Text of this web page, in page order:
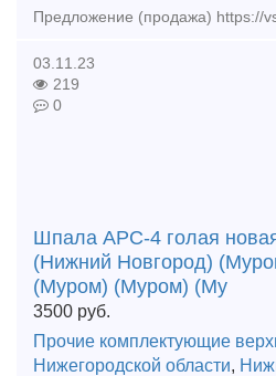
03.11.23
219
0
Шпала АРС-4 голая
(Нижний Новгород)
(Муром) (Муром) (Му
3500 руб.
Прочие комплектующие
Нижегородской области,